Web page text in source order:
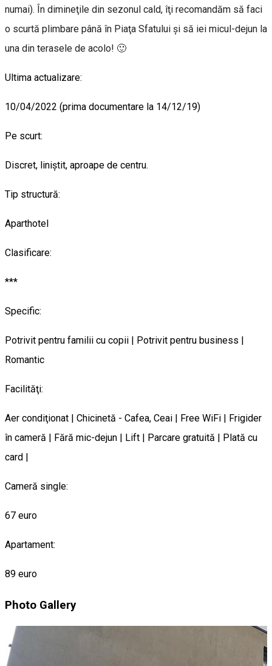
numai). În dimineţile din sezonul cald, îţi recomandăm să faci
o scurtă plimbare până în Piaţa Sfatului şi să iei micul-dejun la
una din terasele de acolo! 🙂
Ultima actualizare:
10/04/2022 (prima documentare la 14/12/19)
Pe scurt:
Discret, liniştit, aproape de centru.
Tip structură:
Aparthotel
Clasificare:
***
Specific:
Potrivit pentru familii cu copii | Potrivit pentru business |
Romantic
Facilităţi:
Aer condiţionat | Chicinetă - Cafea, Ceai | Free WiFi | Frigider
în cameră | Fără mic-dejun | Lift | Parcare gratuită | Plată cu
card |
Cameră single:
67 euro
Apartament:
89 euro
Photo Gallery